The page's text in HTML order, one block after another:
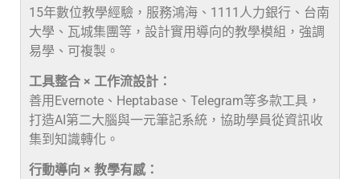
15年數位教學經驗，服務鴻海、1111人力銀行、台南
大學、瓦城集團等，設計實用導向的教學模組，強調
易學、可複製。
工具整合 × 工作流設計：
善用Evernote、Heptabase、Telegram等多款工具，
打造AI第二大腦與一元筆記系統，協助學員從資訊收
集到知識轉化。
行動導向 × 教學有感：